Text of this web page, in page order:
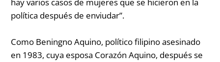
política después de enviudar”.
Como Beningno Aquino, político filipino asesinado
en 1983, cuya esposa Corazón Aquino, después se